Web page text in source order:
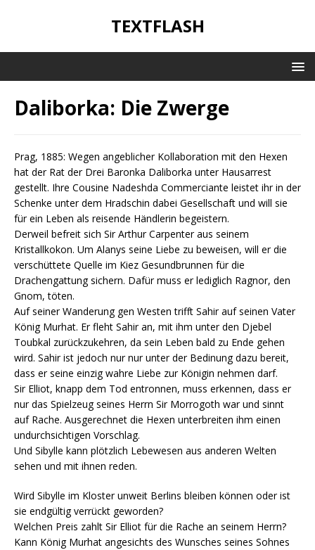
TEXTFLASH
Daliborka: Die Zwerge
Prag, 1885: Wegen angeblicher Kollaboration mit den Hexen
hat der Rat der Drei Baronka Daliborka unter Hausarrest
gestellt. Ihre Cousine Nadeshda Commerciante leistet ihr in der
Schenke unter dem Hradschin dabei Gesellschaft und will sie
für ein Leben als reisende Händlerin begeistern.
Derweil befreit sich Sir Arthur Carpenter aus seinem
Kristallkokon. Um Alanys seine Liebe zu beweisen, will er die
verschüttete Quelle im Kiez Gesundbrunnen für die
Drachengattung sichern. Dafür muss er lediglich Ragnor, den
Gnom, töten.
Auf seiner Wanderung gen Westen trifft Sahir auf seinen Vater
König Murhat. Er fleht Sahir an, mit ihm unter den Djebel
Toubkal zurückzukehren, da sein Leben bald zu Ende gehen
wird. Sahir ist jedoch nur nur unter der Bedinung dazu bereit,
dass er seine einzig wahre Liebe zur Königin nehmen darf.
Sir Elliot, knapp dem Tod entronnen, muss erkennen, dass er
nur das Spielzeug seines Herrn Sir Morrogoth war und sinnt
auf Rache. Ausgerechnet die Hexen unterbreiten ihm einen
undurchsichtigen Vorschlag.
Und Sibylle kann plötzlich Lebewesen aus anderen Welten
sehen und mit ihnen reden.
Wird Sibylle im Kloster unweit Berlins bleiben können oder ist
sie endgültig verrückt geworden?
Welchen Preis zahlt Sir Elliot für die Rache an seinem Herrn?
Kann König Murhat angesichts des Wunsches seines Sohnes